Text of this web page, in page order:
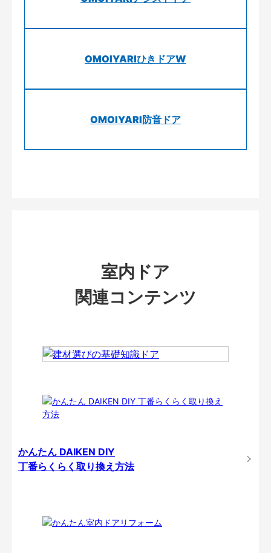
OMOIYARIひきドアW
OMOIYARI防音ドア
室内ドア
関連コンテンツ
かんたん DAIKEN DIY
丁番らくらく取り換え方法